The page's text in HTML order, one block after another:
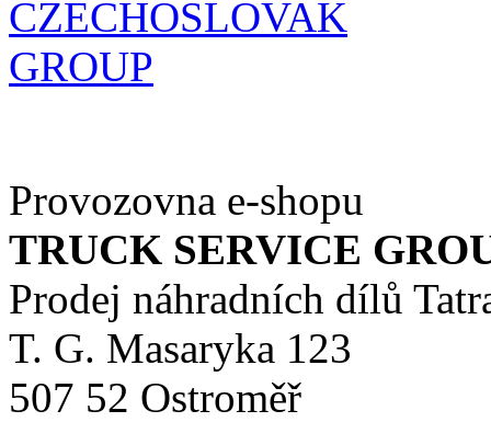
Provozovna e-shopu
TRUCK SERVICE
Prodej náhradních dílů
T. G. Masaryka 123
507 52 Ostroměř